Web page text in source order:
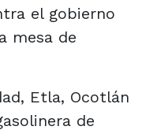
el gobierno
mesa de
Etla, Ocotlán
de